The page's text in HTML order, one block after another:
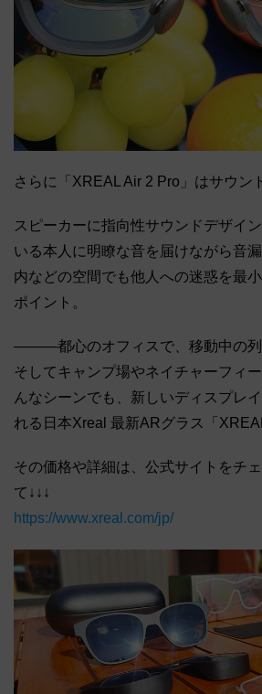
さらに「XREAL Air 2 Pro」はサウン
スピーカーに指向性サウンドデザイ
いる本人に明瞭な音を届けながら音
内などの空間でも他人への迷惑を最
ポイント。
―――都心のオフィスで、移動中の列
そしてキャンプ場やネイチャーフィ
んなシーンでも、新しいディスプレ
れる日本Xreal 最新ARグラス「
その価格や詳細は、公式サイトをチ
て↓↓↓
https://www.xreal.com/jp/